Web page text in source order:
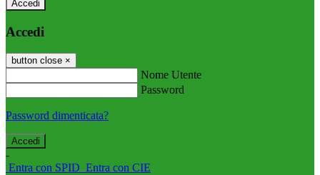
Accedi
Accedi
button close ×
Nome Utente
Password
Password dimenticata?
-
Entra con SPID Entra con CIE